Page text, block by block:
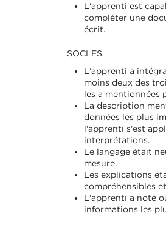
L'apprenti est
compléter une
écrit.
SOCLES
L'apprenti a
moins deux des
les a mentionnées
La description
données les plus
l'apprenti s'est
interprétations.
Le langage était
mesure.
Les explications
compréhensibles
L'apprenti a noté
informations les